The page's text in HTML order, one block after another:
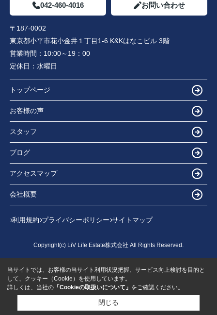
042-460-4016 お問い合わせ
〒187-0002
東京都小平市花小金井１丁目1-6 K&Kはなこビル 3階
営業時間： 10:00～19：00
定休日： 水曜日
トップページ
お客様の声
スタッフ
ブログ
アクセスマップ
会社概要
利用規約 プライバシーポリシー サイトマップ
Copyright(c) LiV Life Estate株式会社 All Rights Reserved.
当サイトでは、お客様の当サイト利用状況把握、サービス向上検討を目的と
して、クッキー（Cookie）を使用しています。
詳しくは、当社の 「Cookieの取扱いについて」 をご確認ください。
閉じる